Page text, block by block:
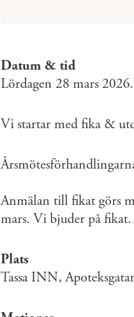
Datum & tid
Lördagen 28 mars 2026.
Vi startar med fika &
Anmälan till fikat görs
mars. Vi bjuder på fikat.
Plats
Tassa INN,